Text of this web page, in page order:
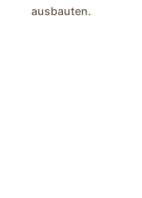
ausbauten.